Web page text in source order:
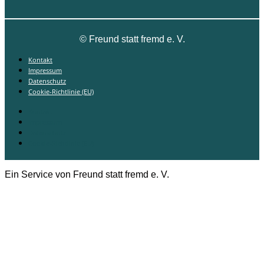
©Freund statt fremd e. V.
Kontakt
Impressum
Datenschutz
Cookie-Richtlinie (EU)
Ein Service von Freund statt fremd e. V.